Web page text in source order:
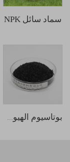
سماد سائل NPK
بوتاسيوم الهيومات المستخرج من مصدر معادن